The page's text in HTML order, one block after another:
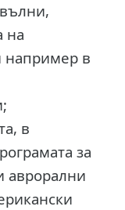
на
например в
в
за
аврорални